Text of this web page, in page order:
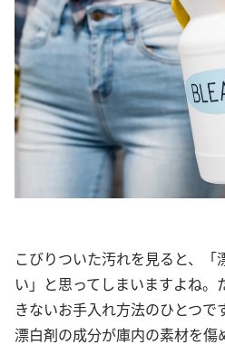
こびりついた汚れを見ると、「
い」と思ってしまいますよね
きないお手入れ方法のひとつで
漂白剤の成分が庫内の素材を傷